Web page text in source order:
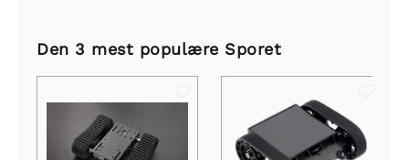
Den 3 mest populære Sporet